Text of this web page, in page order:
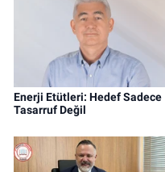
Enerji Etütleri: Hedef Sadece
Tasarruf Değil